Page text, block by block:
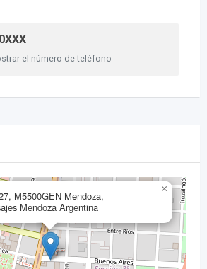
el número de teléfono
M5500GEN Mendoza,
Mendoza Argentina
×